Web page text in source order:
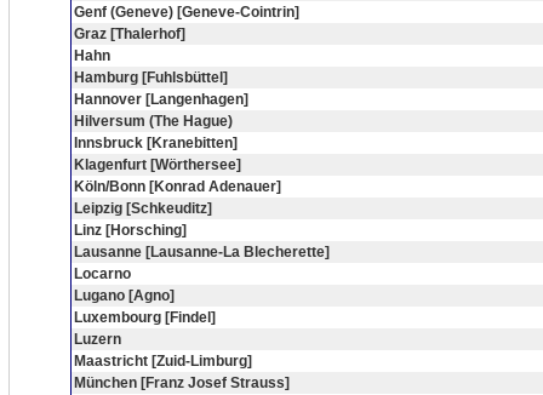
Genf (Geneve) [Geneve-Cointrin]
Graz [Thalerhof]
Hahn
Hamburg [Fuhlsbüttel]
Hannover [Langenhagen]
Hilversum (The Hague)
Innsbruck [Kranebitten]
Klagenfurt [Wörthersee]
Köln/Bonn [Konrad Adenauer]
Leipzig [Schkeuditz]
Linz [Horsching]
Lausanne [Lausanne-La Blecherette]
Locarno
Lugano [Agno]
Luxembourg [Findel]
Luzern
Maastricht [Zuid-Limburg]
München [Franz Josef Strauss]